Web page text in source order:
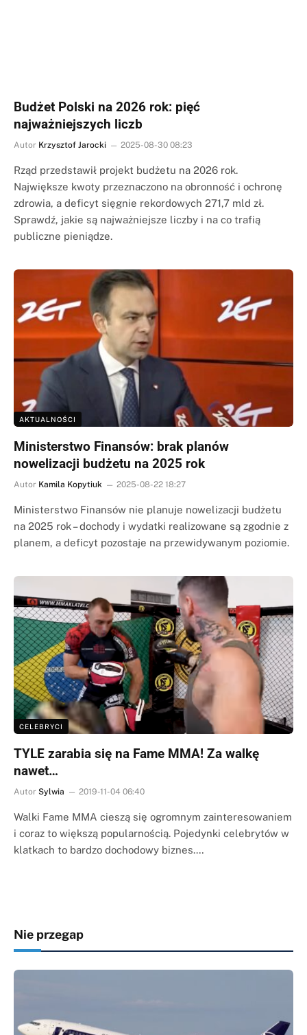
Budżet Polski na 2026 rok: pięć
najważniejszych liczb
Autor Krzysztof Jarocki 2025-08-30 08:23
Rząd przedstawił projekt budżetu na 2026 rok.
Największe kwoty przeznaczono na obronność i ochronę
zdrowia, a deficyt sięgnie rekordowych 271,7 mld zł.
Sprawdź, jakie są najważniejsze liczby i na co trafią
publiczne pieniądze.
AKTUALNOŚCI
Ministerstwo Finansów: brak planów
nowelizacji budżetu na 2025 rok
Autor Kamila Kopytiuk 2025-08-22 18:27
Ministerstwo Finansów nie planuje nowelizacji budżetu
na 2025 rok – dochody i wydatki realizowane są zgodnie z
planem, a deficyt pozostaje na przewidywanym poziomie.
CELEBRYCI
TYLE zarabia się na Fame MMA! Za walkę
nawet…
Autor Sylwia 2019-11-04 06:40
Walki Fame MMA cieszą się ogromnym zainteresowaniem
i coraz to większą popularnością. Pojedynki celebrytów w
klatkach to bardzo dochodowy biznes.…
Nie przegap